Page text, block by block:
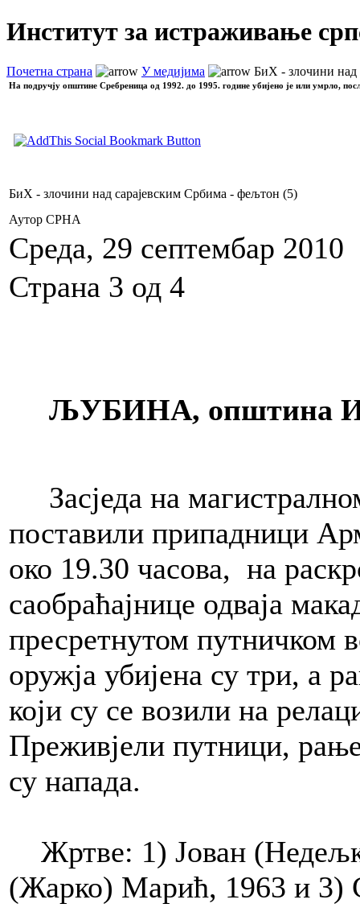
Институт за истраживање
Почетна страна У медијима БиХ - злочини над
На подручју општине Сребреница од 1992. до 1995. године убијено је или умрло,
БиХ - злочини над сарајевским Србима - фељтон (5)
Аутор СРНА
Среда, 29 септембар 2010
Страна 3 од 4
ЉУБИНА, општина
Засједа на
поставили припадници
око 19.30 часова, на
саобраћајнице одваја
пресретнутом путничком
оружја убијена су три, а
који су се возили на
Преживјели путници,
су напада.
Жртве: 1) Јован
(Жарко) Марић, 1963 и 3)